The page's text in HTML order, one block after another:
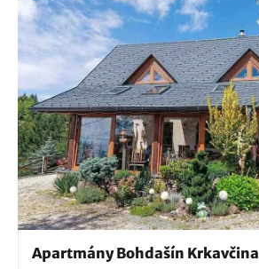
Apartmány Bohdašín Krkavčina